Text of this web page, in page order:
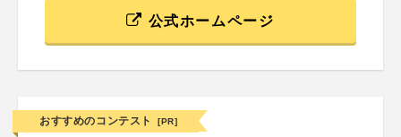
公式ホームページ
おすすめのコンテスト [PR]